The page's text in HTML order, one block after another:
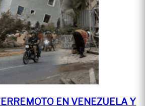
EN VENEZUELA Y